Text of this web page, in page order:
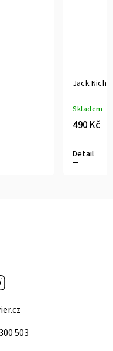
Jack
Skladem
490 Kč
Detail
503